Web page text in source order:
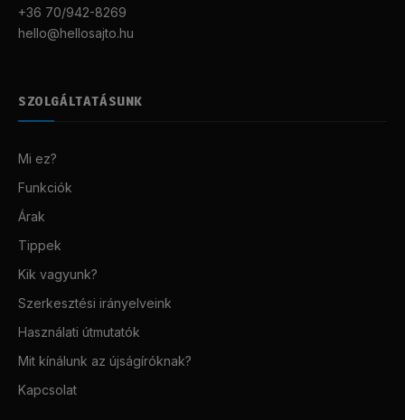
+36 70/942-8269
hello@hellosajto.hu
SZOLGÁLTATÁSUNK
Mi ez?
Funkciók
Árak
Tippek
Kik vagyunk?
Szerkesztési irányelveink
Használati útmutatók
Mit kínálunk az újságíróknak?
Kapcsolat